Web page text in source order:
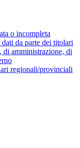
o incompleta
da parte dei titolari
amministrazione, di
regionali/provinciali